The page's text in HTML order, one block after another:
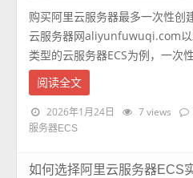
购买阿里云服务器最多一次性创
云服务器网aliyunfuwuqi.com以
类型的云服务器ECS为例，一次
阅读全文
2026年1月24日 7 views
服务器ECS
如何选择阿里云服务器ECS